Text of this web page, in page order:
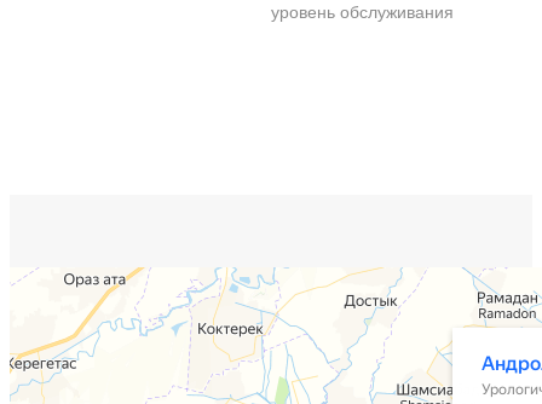
уровень обслуживания